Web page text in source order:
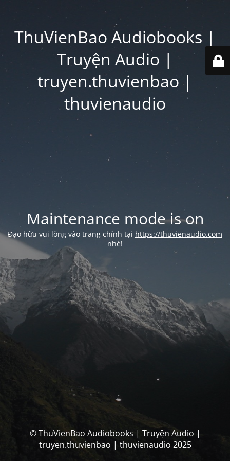
ThuVienBao Audiobooks |
Truyện Audio |
truyen.thuvienbao |
thuvienaudio
Maintenance mode is on
Đạo hữu vui lòng vào trang chính tại https://thuvienaudio.com
nhé!
© ThuVienBao Audiobooks | Truyện Audio |
truyen.thuvienbao | thuvienaudio 2025